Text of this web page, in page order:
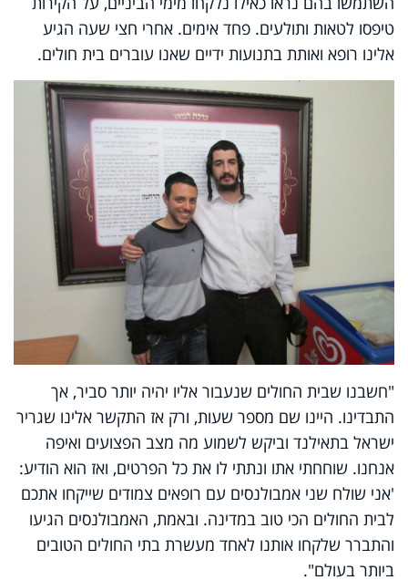
טיפסו לטאות ותולעים. פחד אימים. אחרי חצי שעה הגיע
אלינו רופא ואותת בתנועות ידיים שאנו עוברים בית חולים.
"חשבנו שבית החולים שנעבור אליו יהיה יותר סביר, אך
התבדינו. היינו שם מספר שעות, ורק אז התקשר אלינו שגריר
ישראל בתאילנד וביקש לשמוע מה מצב הפצועים ואיפה
אנחנו. שוחחתי אתו ונתתי לו את כל הפרטים, ואז הוא הודיע:
'אני שולח שני אמבולנסים עם רופאים צמודים שייקחו אתכם
לבית החולים הכי טוב במדינה. ובאמת, האמבולנסים הגיעו
והתברר שלקחו אותנו לאחד מעשרת בתי החולים הטובים
ביותר בעולם".